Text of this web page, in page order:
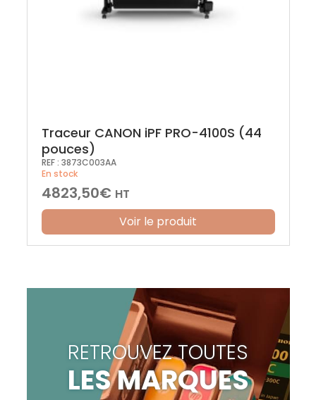
Traceur CANON iPF PRO-4100S (44
pouces)
REF : 3873C003AA
En stock
4823,50€ HT
Voir le produit
RETROUVEZ TOUTES
LES MARQUES